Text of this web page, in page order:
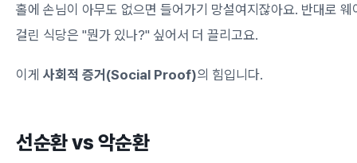
홀에 손님이 아무도 없으면 들어가기 망설여지잖아요. 반대로 웨
걸린 식당은 "뭔가 있나?" 싶어서 더 끌리고요.
이게 사회적 증거(Social Proof)의 힘입니다.
선순환 vs 악순환